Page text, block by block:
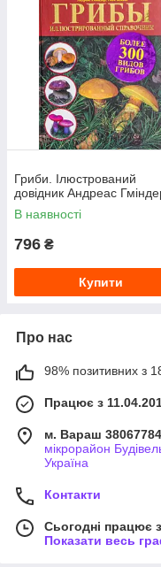
Гриби. Ілюстрований
довідник Андреас
В наявності
796 ₴
Купити
Про нас
98% позитивних з
Працює з
м. Вараш
мікрорайон
Україна
Контакти
Сьогодні працює
Показати весь